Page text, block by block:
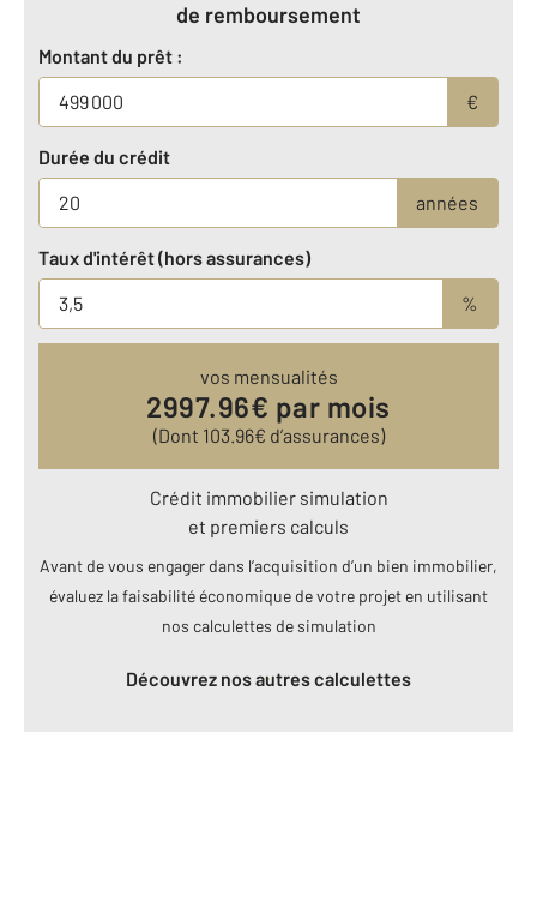
de remboursement
Montant du prêt :
€
Durée du crédit
années
Taux d'intérêt (hors assurances)
%
vos mensualités
2997.96€ par mois
(Dont 103.96€ d’assurances)
Crédit immobilier simulation
et premiers calculs
Avant de vous engager dans l’acquisition d’un bien immobilier,
évaluez la faisabilité économique de votre projet en utilisant
nos calculettes de simulation
Découvrez nos autres calculettes